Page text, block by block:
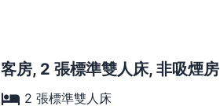
客房, 2 張標準雙人床, 非吸煙房
2 張標準雙人床